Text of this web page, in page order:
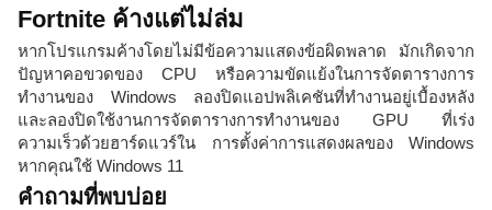
Fortnite ค้างแต่ไม่ล่ม
หากโปรแกรมค้างโดยไม่มีข้อความแสดงข้อผิดพลาด มักเกิดจาก
ปัญหาคอขวดของ CPU หรือความขัดแย้งในการจัดตารางการ
ทำงานของ Windows ลองปิดแอปพลิเคชันที่ทำงานอยู่เบื้องหลัง
และลองปิดใช้งานการจัดตารางการทำงานของ GPU ที่เร่ง
ความเร็วด้วยฮาร์ดแวร์ใน การตั้งค่าการแสดงผลของ Windows
หากคุณใช้ Windows 11
คำถามที่พบบ่อย